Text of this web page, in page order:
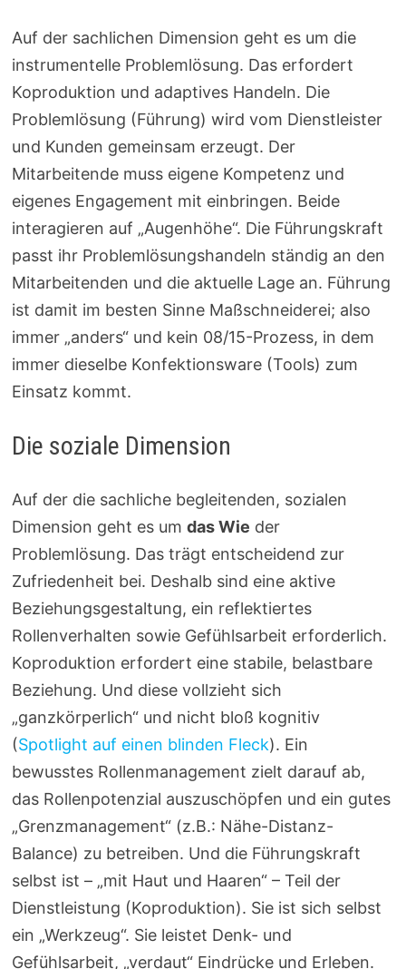
Auf der sachlichen Dimension geht es um die
instrumentelle Problemlösung. Das erfordert
Koproduktion und adaptives Handeln. Die
Problemlösung (Führung) wird vom Dienstleister
und Kunden gemeinsam erzeugt. Der
Mitarbeitende muss eigene Kompetenz und
eigenes Engagement mit einbringen. Beide
interagieren auf „Augenhöhe“. Die Führungskraft
passt ihr Problemlösungshandeln ständig an den
Mitarbeitenden und die aktuelle Lage an. Führung
ist damit im besten Sinne Maßschneiderei; also
immer „anders“ und kein 08/15-Prozess, in dem
immer dieselbe Konfektionsware (Tools) zum
Einsatz kommt.
Die soziale Dimension
Auf der die sachliche begleitenden, sozialen
Dimension geht es umdas Wie der
Problemlösung. Das trägt entscheidend zur
Zufriedenheit bei. Deshalb sind eine aktive
Beziehungsgestaltung, ein reflektiertes
Rollenverhalten sowie Gefühlsarbeit erforderlich.
Koproduktion erfordert eine stabile, belastbare
Beziehung. Und diese vollzieht sich
„ganzkörperlich“ und nicht bloß kognitiv
(Spotlight auf einen blinden Fleck). Ein
bewusstes Rollenmanagement zielt darauf ab,
das Rollenpotenzial auszuschöpfen und ein gutes
„Grenzmanagement“ (z.B.: Nähe-Distanz-
Balance) zu betreiben. Und die Führungskraft
selbst ist – „mit Haut und Haaren“ – Teil der
Dienstleistung (Koproduktion). Sie ist sich selbst
ein „Werkzeug“. Sie leistet Denk- und
Gefühlsarbeit, „verdaut“ Eindrücke und Erleben.